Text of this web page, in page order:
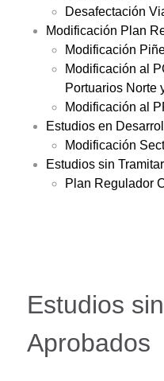
Desafectación
Modificación Plan
Modificación
Modificación al
Portuarios Norte
Modificación al
Estudios en
Modificación
Estudios sin
Plan Regulador
Estudios
Aprobados